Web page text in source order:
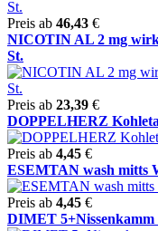
Preis ab 46,43 €
NICOTIN AL 2 mg
St.
Preis ab 23,39 €
DOPPELHERZ
Preis ab 4,45 €
ESEMTAN wash mitts
Preis ab 4,45 €
DIMET